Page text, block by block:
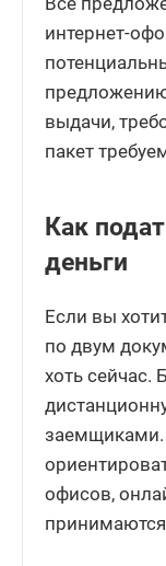
интернет-
выдачи,
пакет
Как
деньги
Если вы
по двум
хоть сейчас.
заемщиками.
офисов,
принимаются